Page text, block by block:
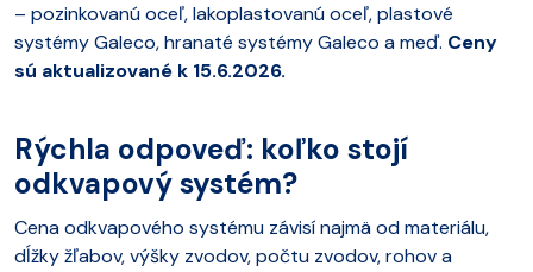
– pozinkovanú oceľ, lakoplastovanú oceľ, plastové
systémy Galeco, hranaté systémy Galeco a meď. Ceny
sú aktualizované k 15.6.2026.
Rýchla odpoveď: koľko stojí
odkvapový systém?
Cena odkvapového systému závisí najmä od materiálu,
dĺžky žľabov, výšky zvodov, počtu zvodov, rohov a